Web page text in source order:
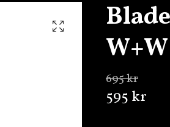
W+W
695 kr
595 kr